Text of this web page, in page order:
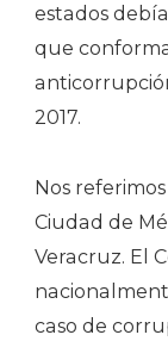
estados
que
2017.
Nos
Ciudad de
Veracruz. El
caso de